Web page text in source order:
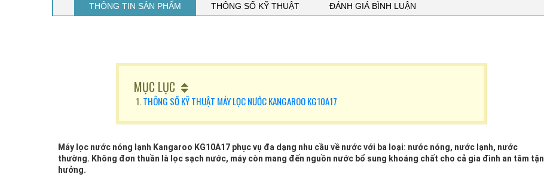
THÔNG TIN SẢN PHẨM THÔNG SỐ KỸ THUẬT ĐÁNH GIÁ BÌNH LUẬN
MỤC LỤC
THÔNG SỐ KỸ THUẬT MÁY LỌC NƯỚC KANGAROO KG10A17
Máy lọc nước nóng lạnh Kangaroo KG10A17 phục vụ đa dạng nhu cầu về nước với ba loại: nước nóng, nước lạnh, nước
thường. Không đơn thuần là lọc sạch nước, máy còn mang đến nguồn nước bổ sung khoáng chất cho cả gia đình an tâm tận
hưởng.